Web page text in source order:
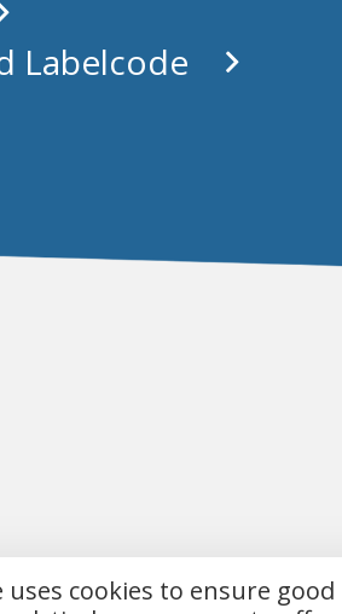
Labelcode
cookies to ensure